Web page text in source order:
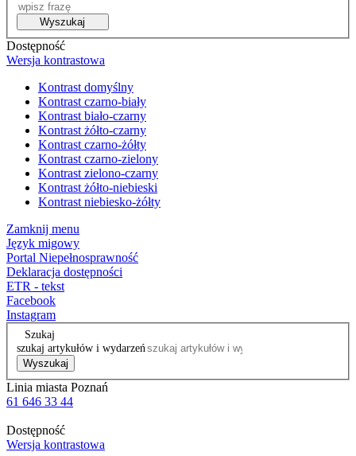
Wyszukaj
Dostępność
Wersja kontrastowa
Kontrast domyślny
Kontrast czarno-biały
Kontrast biało-czarny
Kontrast żółto-czarny
Kontrast czarno-żółty
Kontrast czarno-zielony
Kontrast zielono-czarny
Kontrast żółto-niebieski
Kontrast niebiesko-żółty
Zamknij menu
Język migowy
Portal Niepełnosprawność
Deklaracja dostępności
ETR - tekst
Facebook
Instagram
Szukaj
szukaj artykułów i wydarzeń
Wyszukaj
Linia miasta Poznań
61 646 33 44
Dostępność
Wersja kontrastowa